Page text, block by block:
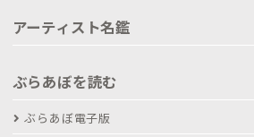
アーティスト名鑑
ぶらあぼを読む
ぶらあぼ電子版